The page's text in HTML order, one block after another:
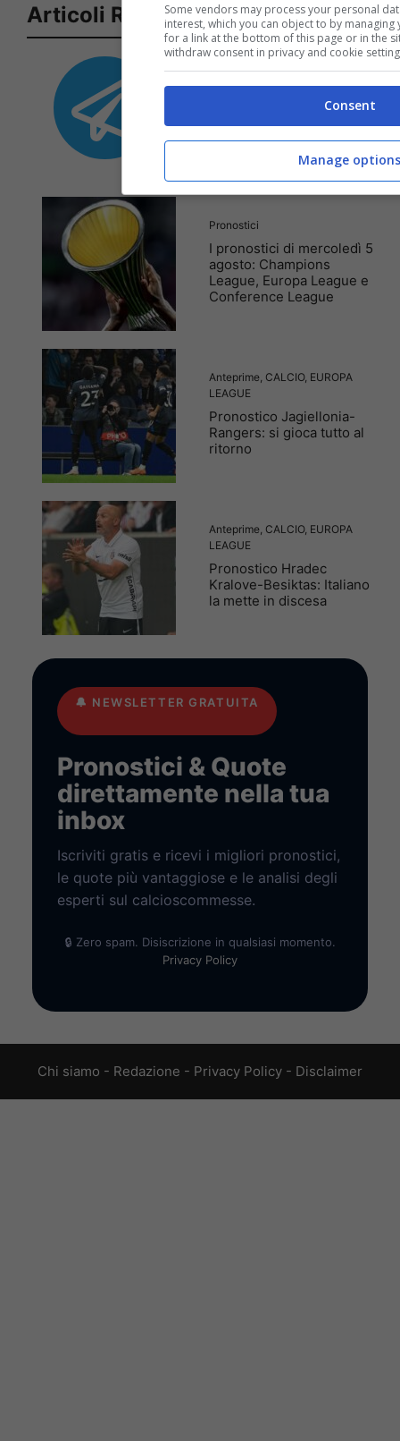
Articoli Recenti
Telegram del Veggente:
pronostici esclusivi e in
tempo reale su
marcatori, ammoniti, tiri
in porta e tanto altro!
Pronostici
I pronostici di mercoledì 5
agosto: Champions
League, Europa League e
Conference League
Anteprime, CALCIO, EUROPA
LEAGUE
Pronostico Jagiellonia-
Rangers: si gioca tutto al
ritorno
Anteprime, CALCIO, EUROPA
LEAGUE
Pronostico Hradec
Kralove-Besiktas: Italiano
la mette in discesa
🔔 NEWSLETTER GRATUITA
Pronostici & Quote
direttamente nella tua
inbox
Iscriviti gratis e ricevi i migliori pronostici,
le quote più vantaggiose e le analisi degli
esperti sul calcioscommesse.
🔒 Zero spam. Disiscrizione in qualsiasi momento.
Privacy Policy
Chi siamo - Redazione - Privacy Policy - Disclaimer
Some vendors may process your personal
interest, which you can object to by
for a link at the bottom of this page or in the
withdraw consent in privacy and cookie
Consent
Manage options